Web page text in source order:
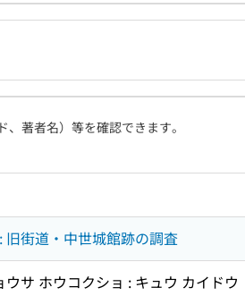
著者名）等を確認できます。
街道・中世城館跡の調査
サ ホウコクショ : キュウ カイド